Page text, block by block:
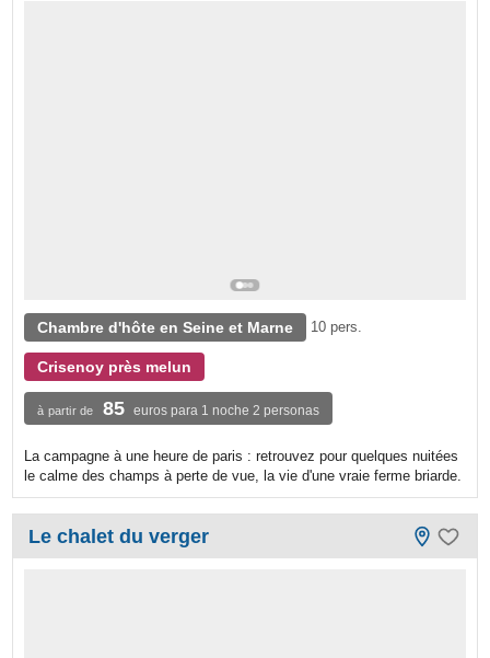
Chambre d'hôte en Seine et Marne 10 pers.
Crisenoy près melun
à partir de 85 euros para 1 noche 2 personas
La campagne à une heure de paris : retrouvez pour quelques nuitées
le calme des champs à perte de vue, la vie d'une vraie ferme briarde.
Le chalet du verger